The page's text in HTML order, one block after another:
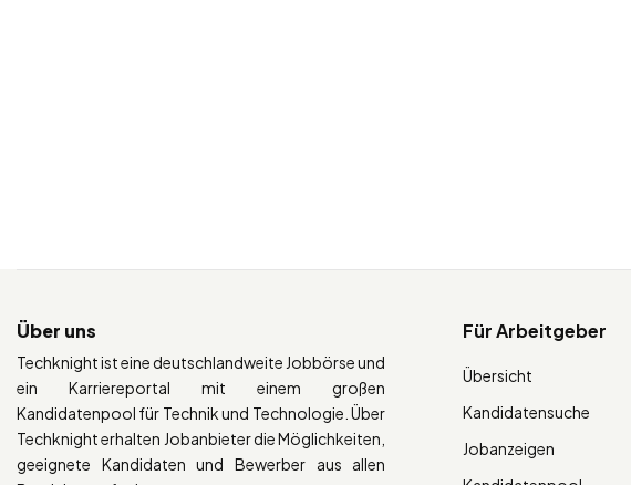
Über uns
Techknight ist eine deutschlandweite Jobbörse und
ein Karriereportal mit einem großen
Kandidatenpool für Technik und Technologie. Über
Techknight erhalten Jobanbieter die Möglichkeiten,
geeignete Kandidaten und Bewerber aus allen
Für Arbeitgeber
Übersicht
Kandidatensuche
Jobanzeigen